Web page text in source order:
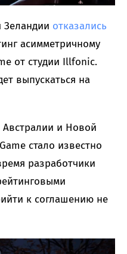
Зеландии отказались
асимметричному
от студии Illfonic.
выпускаться на
Австралии и Новой
стало известно
разработчики
к соглашению не